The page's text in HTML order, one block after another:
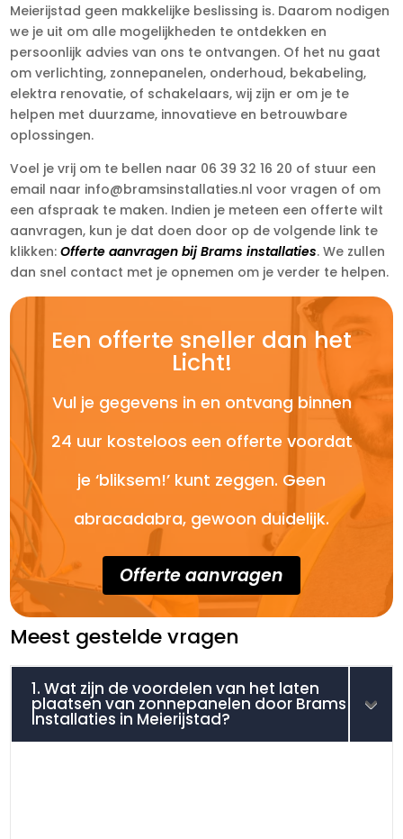
Meierijstad geen makkelijke beslissing is. Daarom nodigen
we je uit om alle mogelijkheden te ontdekken en
persoonlijk advies van ons te ontvangen. Of het nu gaat
om verlichting, zonnepanelen, onderhoud, bekabeling,
elektra renovatie, of schakelaars, wij zijn er om je te
helpen met duurzame, innovatieve en betrouwbare
oplossingen.
Voel je vrij om te bellen naar 06 39 32 16 20 of stuur een
email naar info@bramsinstallaties.nl voor vragen of om
een afspraak te maken. Indien je meteen een offerte wilt
aanvragen, kun je dat doen door op de volgende link te
klikken:Offerte aanvragen bij Brams installaties. We zullen
dan snel contact met je opnemen om je verder te helpen.
Een offerte sneller dan het
Licht!
Vul je gegevens in en ontvang binnen
24 uur kosteloos een offerte voordat
je ‘bliksem!’ kunt zeggen. Geen
abracadabra, gewoon duidelijk.
Offerte aanvragen
Meest gestelde vragen
1. Wat zijn de voordelen van het laten
plaatsen van zonnepanelen door Brams
Installaties in Meierijstad?